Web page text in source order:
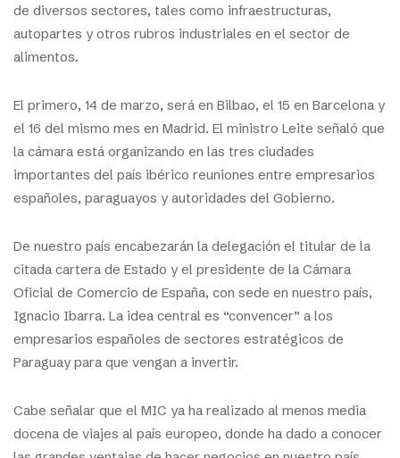
de diversos sectores, tales como infraestructuras,
autopartes y otros rubros industriales en el sector de
alimentos.
El primero, 14 de marzo, será en Bilbao, el 15 en Barcelona y
el 16 del mismo mes en Madrid. El ministro Leite señaló que
la cámara está organizando en las tres ciudades
importantes del país ibérico reuniones entre empresarios
españoles, paraguayos y autoridades del Gobierno.
De nuestro país encabezarán la delegación el titular de la
citada cartera de Estado y el presidente de la Cámara
Oficial de Comercio de España, con sede en nuestro país,
Ignacio Ibarra. La idea central es “convencer” a los
empresarios españoles de sectores estratégicos de
Paraguay para que vengan a invertir.
Cabe señalar que el MIC ya ha realizado al menos media
docena de viajes al país europeo, donde ha dado a conocer